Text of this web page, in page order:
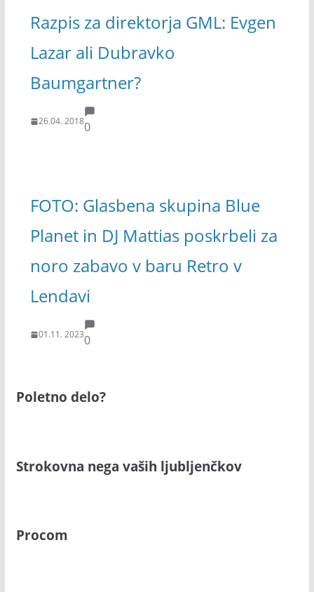
Razpis za direktorja GML: Evgen
Lazar ali Dubravko
Baumgartner?
26.04. 20180
FOTO: Glasbena skupina Blue
Planet in DJ Mattias poskrbeli za
noro zabavo v baru Retro v
Lendavi
01.11. 20230
Poletno delo?
Strokovna nega vaših ljubljenčkov
Procom